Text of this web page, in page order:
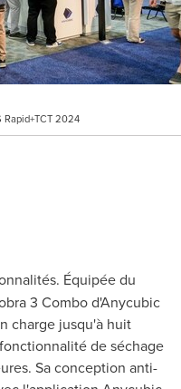
Rapid+TCT 2024
Équipée du
3 Combo d'Anycubic
charge jusqu'à huit
de séchage
Sa conception anti-